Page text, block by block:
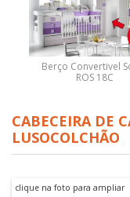
Berço Convertivel
ROS 18C
CABECEIRA DE
LUSOCOLCHÃO
clique na foto para ampliar